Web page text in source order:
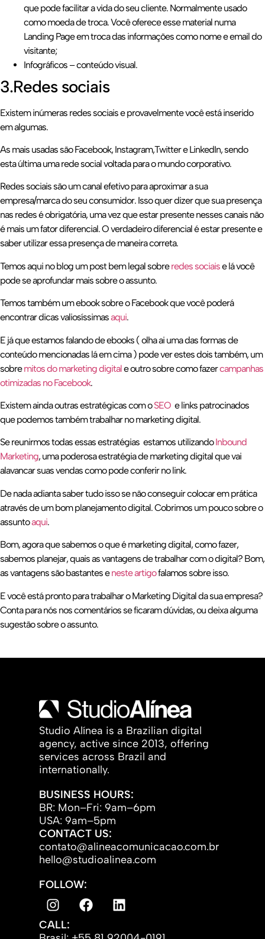
que pode facilitar a vida do seu cliente. Normalmente usado
como moeda de troca. Você oferece esse material numa
Landing Page em troca das informações como nome e email do
visitante;
Infográficos – conteúdo visual.
3.Redes sociais
Existem inúmeras redes sociais e provavelmente você está inserido
em algumas.
As mais usadas são Facebook, Instagram,Twitter e LinkedIn, sendo
esta última uma rede social voltada para o mundo corporativo.
Redes sociais são um canal efetivo para aproximar a sua
empresa/marca do seu consumidor. Isso quer dizer que sua presença
nas redes é obrigatória, uma vez que estar presente nesses canais não
é mais um fator diferencial. O verdadeiro diferencial é estar presente e
saber utilizar essa presença de maneira correta.
Temos aqui no blog um post bem legal sobreredes sociaise lá você
pode se aprofundar mais sobre o assunto.
Temos também um ebook sobre o Facebook que você poderá
encontrar dicas valiosíssimasaqui.
E já que estamos falando de ebooks ( olha ai uma das formas de
conteúdo mencionadas lá em cima ) pode ver estes dois também, um
sobremitos do marketing digitale outro sobre como fazercampanhas
otimizadas no Facebook.
Existem ainda outras estratégicas com oSEO e links patrocinados
que podemos também trabalhar no marketing digital.
Se reunirmos todas essas estratégias estamos utilizandoInbound
Marketing, uma poderosa estratégia de marketing digital que vai
alavancar suas vendas como pode conferir no link.
De nada adianta saber tudo isso se não conseguir colocar em prática
através de um bom planejamento digital. Cobrimos um pouco sobre o
assuntoaqui.
Bom, agora que sabemos o que é marketing digital, como fazer,
sabemos planejar, quais as vantagens de trabalhar com o digital? Bom,
as vantagens são bastantes eneste artigofalamos sobre isso.
E você está pronto para trabalhar o Marketing Digital da sua empresa?
Conta para nós nos comentários se ficaram dúvidas, ou deixa alguma
sugestão sobre o assunto.
Studio Alínea is a Brazilian digital
agency, active since 2013, offering
services across Brazil and
internationally.
BUSINESS HOURS:
BR: Mon–Fri: 9am–6pm
USA: 9am–5pm
CONTACT US:
contato@alineacomunicacao.com.br
hello@studioalinea.com
FOLLOW:
CALL: